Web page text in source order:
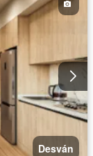
Desván